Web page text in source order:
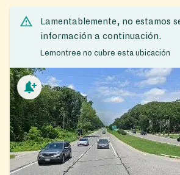
Lamentablemente, no estamos
información a continuación.
Lemontree no cubre esta ubicación